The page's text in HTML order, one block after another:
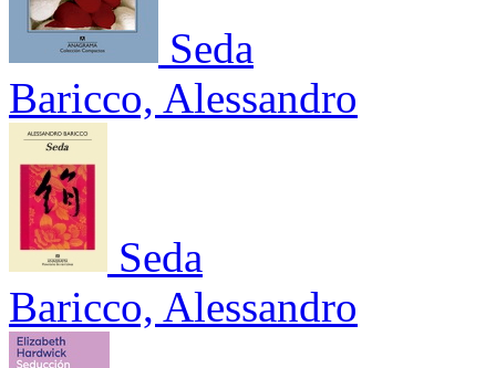
Seda
Baricco, Alessandro
Seda
Baricco, Alessandro